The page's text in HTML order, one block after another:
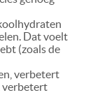
Dat voelt
(zoals de
verbetert
verbetert